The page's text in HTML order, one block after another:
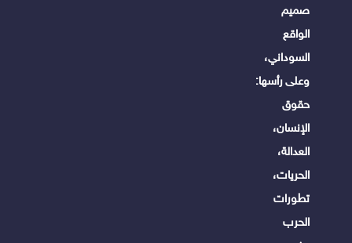
صميم
الواقع
السوداني،
وعلى رأسها:
حقوق
الإنسان،
العدالة،
الحريات،
تطورات
الحرب